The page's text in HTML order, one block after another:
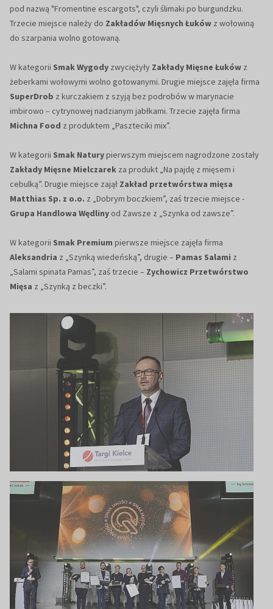
pod nazwą "Fromentine escargots", czyli ślimaki po burgundzku.
Trzecie miejsce należy do Zakładów Mięsnych Łuków z wołowiną
do szarpania wolno gotowaną.
W kategorii Smak Wygody zwyciężyły Zakłady Mięsne Łuków z
żeberkami wołowymi wolno gotowanymi. Drugie miejsce zajęła firma
SuperDrob z kurczakiem z szyją bez podrobów w marynacie
imbirowo – cytrynowej nadzianym jabłkami. Trzecie zajęła firma
Michna Food z produktem „Paszteciki mix”.
W kategorii Smak Naturypierwszym miejscem nagrodzone zostały
Zakłady Mięsne Mielczarek za produkt „Na pajdę z mięsem i
cebulką”. Drugie miejsce zajął Zakład przetwórstwa mięsa
Matthias Sp. z o.o. z „Dobrym boczkiem”, zaś trzecie miejsce -
Grupa Handlowa Wędliny od Zawsze z „Szynka od zawsze”.
W kategorii Smak Premium pierwsze miejsce zajęła firma
Aleksandria z „Szynką wiedeńską”, drugie – Pamas Salami z
„Salami spinata Pamas”, zaś trzecie – Zychowicz Przetwórstwo
Mięsa z „Szynką z beczki”.